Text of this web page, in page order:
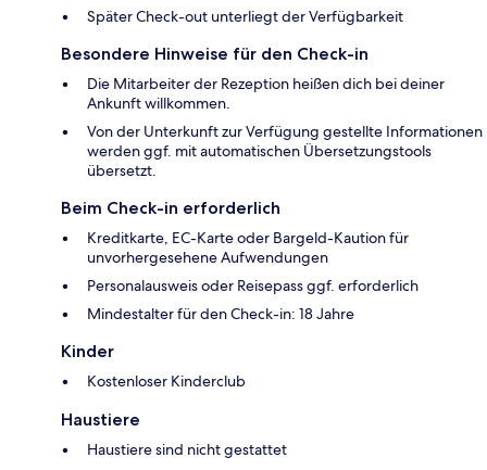
Später Check-out unterliegt der Verfügbarkeit
Besondere Hinweise für den Check-in
Die Mitarbeiter der Rezeption heißen dich bei deiner
Ankunft willkommen.
Von der Unterkunft zur Verfügung gestellte Informationen
werden ggf. mit automatischen Übersetzungstools
übersetzt.
Beim Check-in erforderlich
Kreditkarte, EC-Karte oder Bargeld-Kaution für
unvorhergesehene Aufwendungen
Personalausweis oder Reisepass ggf. erforderlich
Mindestalter für den Check-in: 18 Jahre
Kinder
Kostenloser Kinderclub
Haustiere
Haustiere sind nicht gestattet